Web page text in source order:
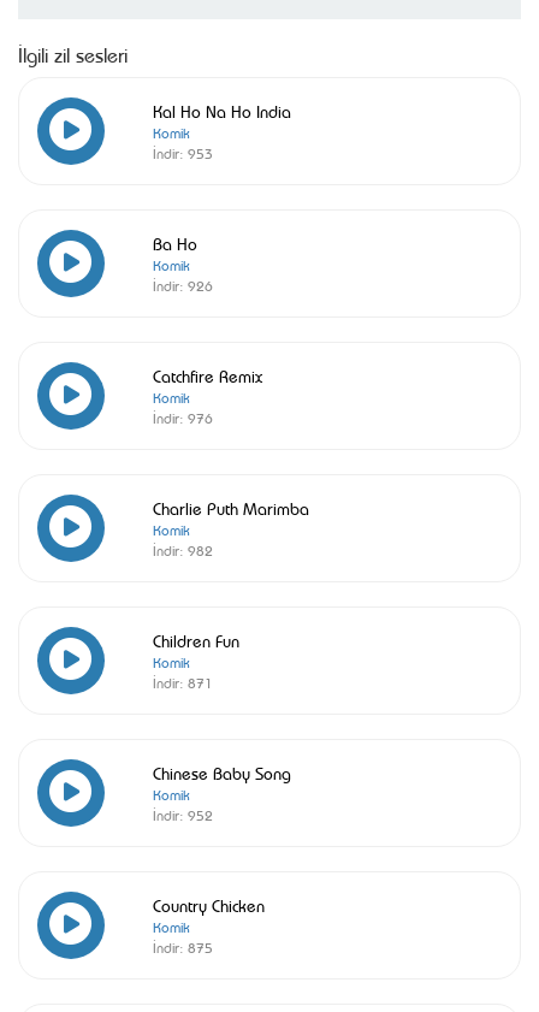
İlgili zil sesleri
Kal Ho Na Ho India
Komik
İndir: 953
Ba Ho
Komik
İndir: 926
Catchfire Remix
Komik
İndir: 976
Charlie Puth Marimba
Komik
İndir: 982
Children Fun
Komik
İndir: 871
Chinese Baby Song
Komik
İndir: 952
Country Chicken
Komik
İndir: 875